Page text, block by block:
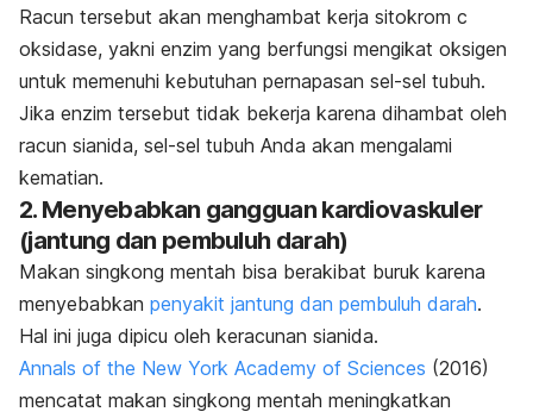
Racun tersebut akan menghambat kerja sitokrom c
oksidase, yakni enzim yang berfungsi mengikat oksigen
untuk memenuhi kebutuhan pernapasan sel-sel tubuh.
Jika enzim tersebut tidak bekerja karena dihambat oleh
racun sianida, sel-sel tubuh Anda akan mengalami
kematian.
2. Menyebabkan gangguan kardiovaskuler
(jantung dan pembuluh darah)
Makan singkong mentah bisa berakibat buruk karena
menyebabkan penyakit jantung dan pembuluh darah.
Hal ini juga dipicu oleh keracunan sianida.
Annals of the New York Academy of Sciences (2016)
mencatat makan singkong mentah meningkatkan